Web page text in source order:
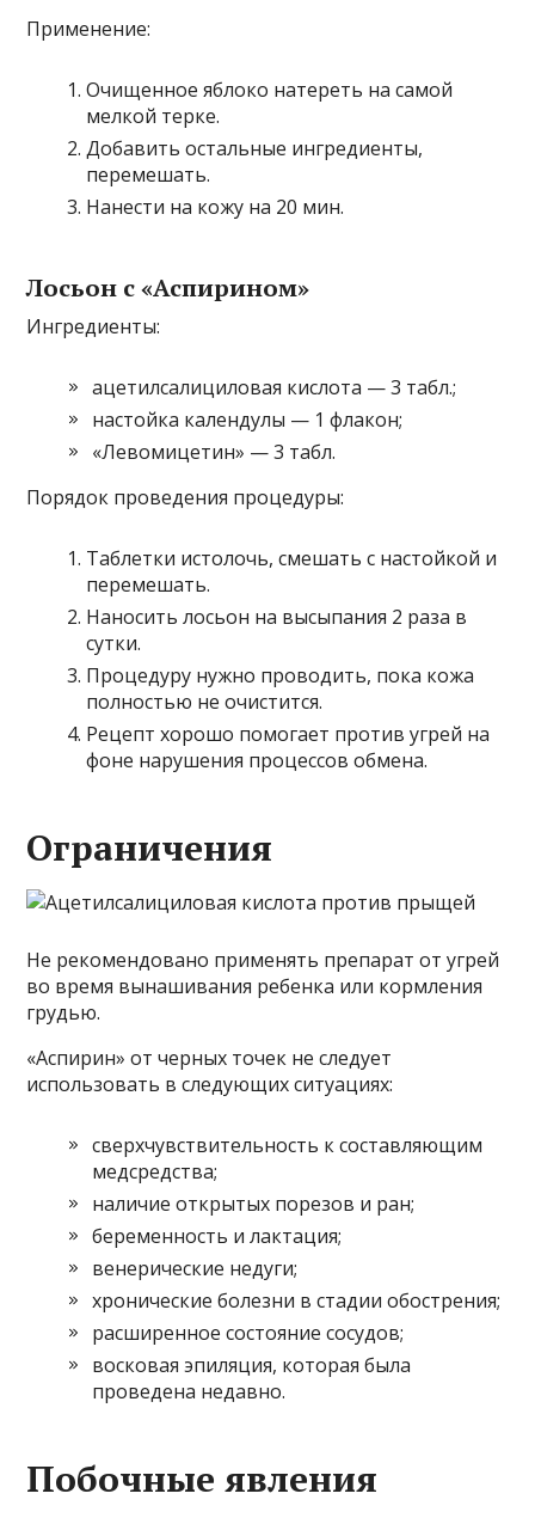
Применение:
Очищенное яблоко натереть на самой
мелкой терке.
Добавить остальные ингредиенты,
перемешать.
Нанести на кожу на 20 мин.
Лосьон с «Аспирином»
Ингредиенты:
ацетилсалициловая кислота — 3 табл.;
настойка календулы — 1 флакон;
«Левомицетин» — 3 табл.
Порядок проведения процедуры:
Таблетки истолочь, смешать с настойкой и
перемешать.
Наносить лосьон на высыпания 2 раза в
сутки.
Процедуру нужно проводить, пока кожа
полностью не очистится.
Рецепт хорошо помогает против угрей на
фоне нарушения процессов обмена.
Ограничения
Не рекомендовано применять препарат от угрей
во время вынашивания ребенка или кормления
грудью.
«Аспирин» от черных точек не следует
использовать в следующих ситуациях:
сверхчувствительность к составляющим
медсредства;
наличие открытых порезов и ран;
беременность и лактация;
венерические недуги;
хронические болезни в стадии обострения;
расширенное состояние сосудов;
восковая эпиляция, которая была
проведена недавно.
Побочные явления